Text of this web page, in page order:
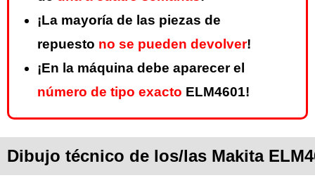
¡La mayoría de las piezas de
repuesto no se pueden devolver!
¡En la máquina debe aparecer el
número de tipo exacto ELM4601!
Dibujo técnico de los/las Makita